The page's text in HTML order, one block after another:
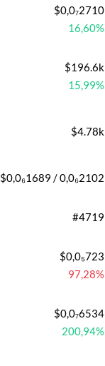
$0,0₇2710
16,60%
$196.6k
15,99%
$4.78k
$0,0₆1689 / 0,0₆2102
#4719
$0,0₅723
97,28%
$0,0₇6534
200,94%